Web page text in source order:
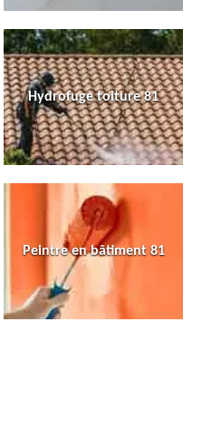
Hydrofuge toiture 81
Peintre en bâtiment 81